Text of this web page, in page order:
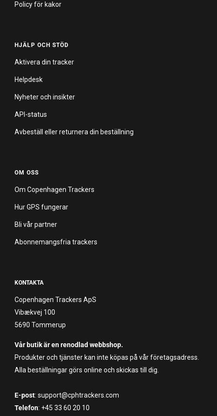
Policy för kakor
HJÄLP OCH STÖD
Aktivera din tracker
Helpdesk
Nyheter och insikter
API-status
Avbeställ eller returnera din beställning
OM OSS
Om Copenhagen Trackers
Hur GPS fungerar
Bli vår partner
Abonnemangsfria trackers
KONTAKTA
Copenhagen Trackers ApS
Vibækvej 100
5690 Tommerup
Vår butik är en renodlad webbshop.
Produkter och tjänster kan inte köpas på vår företagsadress.
Alla beställningar görs online och skickas till dig.
E-post: support@cphtrackers.com
Telefon: +45 33 60 20 10